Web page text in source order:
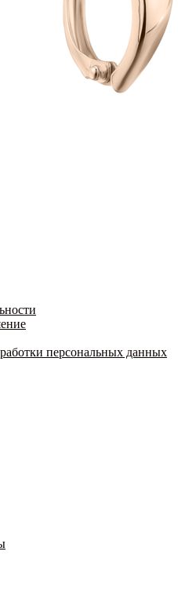
персональных данных